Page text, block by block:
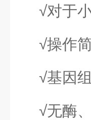
√对于
√操作
√基因
√无酶、